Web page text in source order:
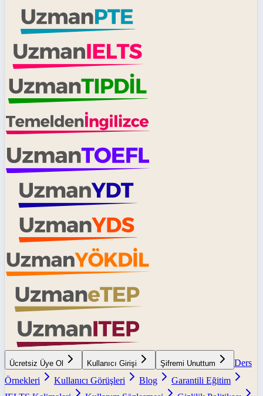
Ücretsiz Üye Ol Kullanıcı Girişi Şifremi Unuttum
Ders
Örnekleri
Kullanıcı Görüşleri Blog
Garantili Eğitim